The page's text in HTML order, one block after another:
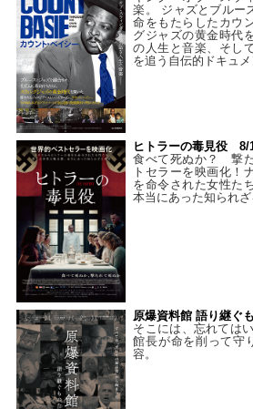
楽。 ジャズとブルー
命をもたらしたカウ
グジャズの黄金時代
の人生と音楽、そし
を追う自伝的ドキュメ
ヒトラーの毒見役 8/
食べて死ぬか？ 撃
トセラーを映画化！
を命令された女性た
本当にあった知られ
原爆資料館 語り継ぐ
そこには、忘れては
館長が命を削って守
容。